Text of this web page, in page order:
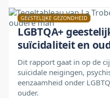
GEESTELIJKE GEZONDHEID
LGBTQA+
suïcidaliteit en
Dit rapport gaat in op de
suïcidale neigingen,
eenzaamheid onder
ouder.